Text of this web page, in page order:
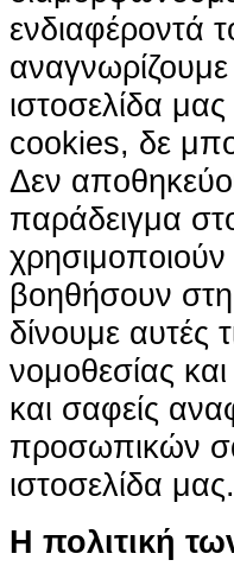
ενδιαφέροντά
ιστοσελίδα
cookies, δε
Δεν
παράδειγμα
βοηθήσουν
δίνουμε αυτές
νομοθεσίας και
και σαφείς
προσωπικών
ιστοσελίδα μας.
H πολιτική